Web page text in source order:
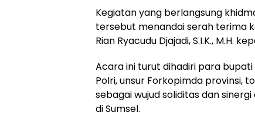
Kegiatan yang berlangsung
tersebut menandai serah terima
Rian Ryacudu Djajadi, S.I.K., M.H.
Acara ini turut dihadiri para
Polri, unsur Forkopimda provinsi,
sebagai wujud soliditas dan
di Sumsel.